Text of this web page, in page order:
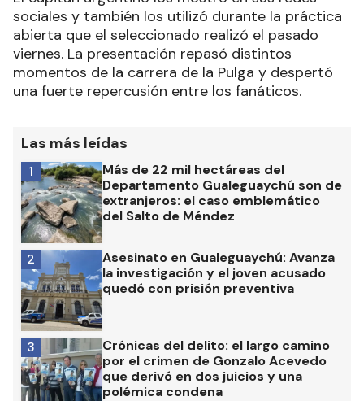
sociales y también los utilizó durante la práctica
abierta que el seleccionado realizó el pasado
viernes. La presentación repasó distintos
momentos de la carrera de la Pulga y despertó
una fuerte repercusión entre los fanáticos.
Las más leídas
Más de 22 mil hectáreas del
Departamento Gualeguaychú son de
extranjeros: el caso emblemático
del Salto de Méndez
1
Asesinato en Gualeguaychú: Avanza
la investigación y el joven acusado
quedó con prisión preventiva
2
Crónicas del delito: el largo camino
por el crimen de Gonzalo Acevedo
que derivó en dos juicios y una
polémica condena
3